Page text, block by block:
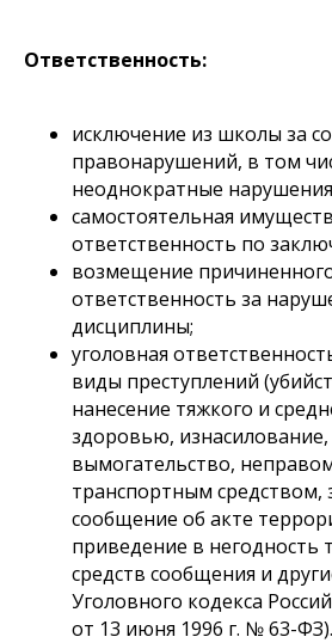
Ответственность:
исключение из школы за
правонарушений, в том
неоднократные
самостоятельная
ответственность по
возмещение
ответственность за
дисциплины;
уголовная
виды преступлений
нанесение тяжкого и
здоровью,
вымогательство,
транспортным
сообщение об акте
приведение в негодность
средств сообщения и
Уголовного кодекса
от 13 июня 1996 г. № 63-ФЗ).